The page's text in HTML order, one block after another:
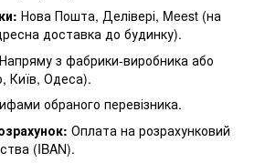
Нова Пошта, Делівері, Meest (на
доставка до будинку).
Напряму з фабрики-виробника або
Київ, Одеса).
обраного перевізника.
Оплата на розрахунковий
(IBAN).